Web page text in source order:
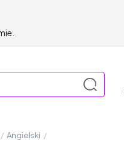
/ Angielski /